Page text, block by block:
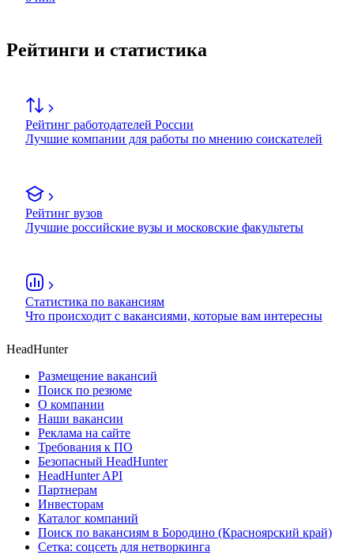
Рейтинги и статистика
Рейтинг работодателей России
Лучшие компании для работы по мнению соискателей
Рейтинг вузов
Лучшие российские вузы и московские факультеты
Статистика по вакансиям
Что происходит с вакансиями, которые вам интересны
HeadHunter
Размещение вакансий
Поиск по резюме
О компании
Наши вакансии
Реклама на сайте
Требования к ПО
Безопасный HeadHunter
HeadHunter API
Партнерам
Инвесторам
Каталог компаний
Поиск по вакансиям в Бородино (Красноярский край)
Сетка: соцсеть для нетворкинга